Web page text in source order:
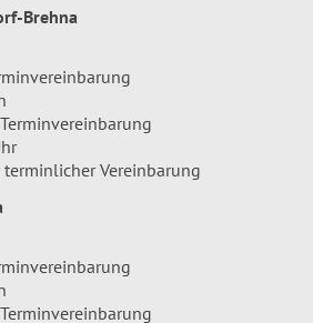
Brehna
Vereinbarung